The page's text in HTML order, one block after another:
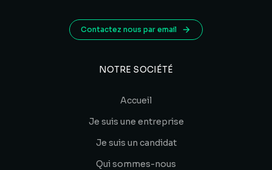
Contactez nous par email
NOTRE SOCIÉTÉ
Accueil
Je suis une entreprise
Je suis un candidat
Qui sommes-nous